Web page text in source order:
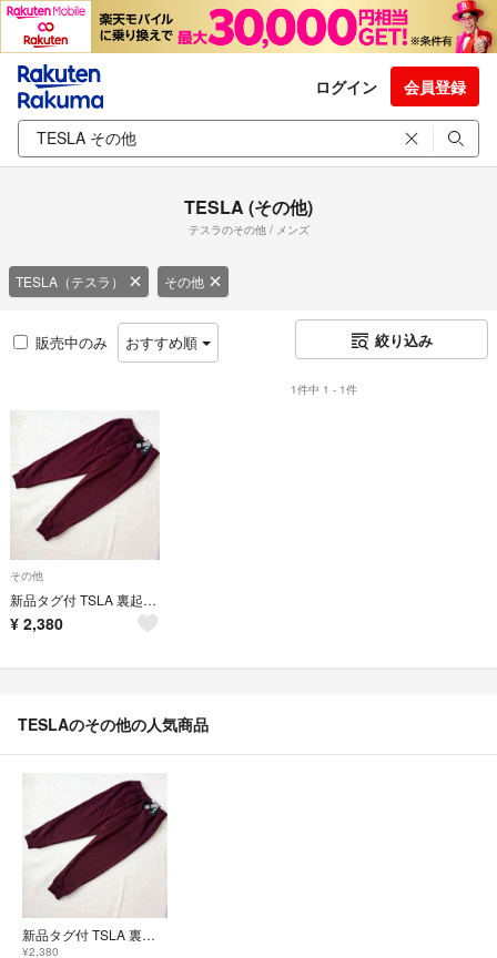
ログイン 会員登録
TESLA (その他)
テスラのその他 / メンズ
TESLA（テスラ） その他
販売中のみ おすすめ順 絞り込み
1件中 1 - 1件
その他
新品タグ付 TSLA 裏起毛スウェットパンツ S 防寒 暖かい 美品
¥ 2,380
TESLAのその他の人気商品
新品タグ付 TSLA 裏起毛スウェットパンツ S 防寒 暖かい 美品
¥2,380